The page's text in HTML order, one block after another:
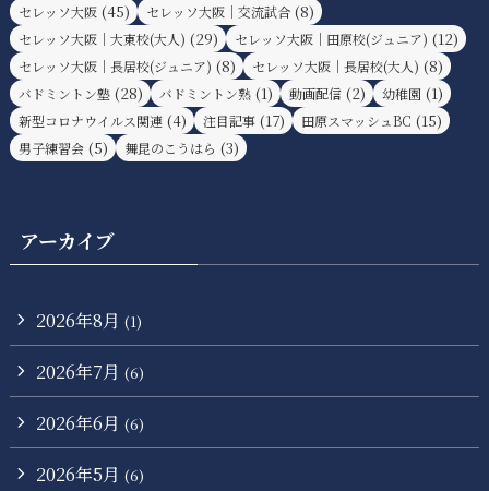
セレッソ大阪 (45) セレッソ大阪｜交流試合 (8)
セレッソ大阪｜大東校(大人) (29) セレッソ大阪｜田原校(ジュニア) (12)
セレッソ大阪｜長居校(ジュニア) (8) セレッソ大阪｜長居校(大人) (8)
バドミントン塾 (28) バドミントン熟 (1) 動画配信 (2) 幼稚園 (1)
新型コロナウイルス関連 (4) 注目記事 (17) 田原スマッシュBC (15)
男子練習会 (5) 舞昆のこうはら (3)
アーカイブ
2026年8月 (1)
2026年7月 (6)
2026年6月 (6)
2026年5月 (6)